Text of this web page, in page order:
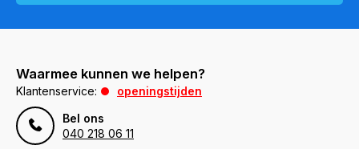
Waarmee kunnen we helpen?
Klantenservice:
openingstijden
Bel ons
040 218 06 11